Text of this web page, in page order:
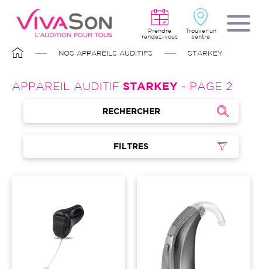
contenu
principal
Prendre
rendez-vous
Trouver un
centre
FIL
D'ARIANE
NOS APPAREILS AUDITIFS STARKEY
APPAREIL AUDITIF STARKEY - PAGE 2
RECHERCHER
FILTRES